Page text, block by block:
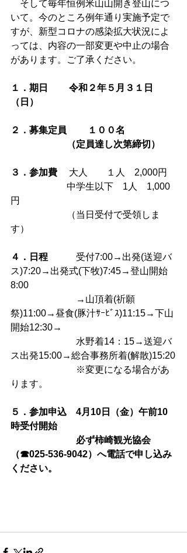
そして毎年恒例米山山開き登山につ
いて。今のところ例年通り実施予定で
すが、新型コロナの感染拡大状況によ
っては、内容の一部変更や中止の場合
があります。ご了承ください。
１．期日　　 令和２年５月３１日
（日）
２．募集定員
１００名
（定員達し次第締切）
３．参加費
大人　　１人　2,000円
中学生以下　1人　1,000
円
（当日受付で受領しま
す）
４．日程
受付7:00→出発(送迎バ
ス)7:20→出発式(下牧)7:45→登山開始
8:00
→山頂着(祈願
祭)11:00→昼食(豚汁ｻｰﾋﾞｽ)11:15→下山
開始12:30→
水野着14：15→送迎バ
ス出発15:00→総合事務所着(解散)15:20
※変更になる場合があ
ります。
５．参加申込　4月10日（金）午前10
時受付開始
必ず柿崎観光協会
（☎025-536-9042）へ電話で申し込み
ください。